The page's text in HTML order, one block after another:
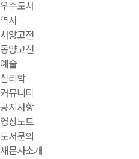
우수도서
역사
서양고전
동양고전
예술
심리학
커뮤니티
공지사항
영상노트
도서문의
새문사소개